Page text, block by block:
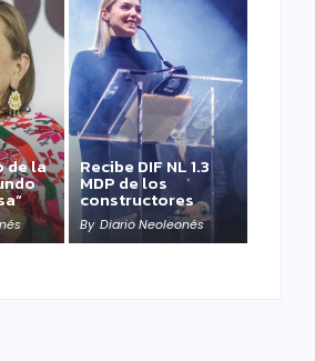
de la Recibe DIF NL 1.3
MDP de los
constructores
By Diario Neoleonés